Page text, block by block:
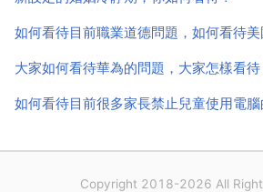
大家如何看待華為的問題，大家怎樣看
如何看待目前很多家長禁止兒童使用電
Copyright 2018-2026 All